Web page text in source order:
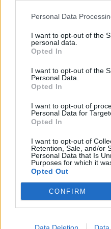
Personal Data
I want to opt-out of the
personal data.
Opted In
I want to opt-out of the
Personal Data.
Opted In
I want to opt-out of
Personal Data for
Opted In
I want to opt-out of
Retention, Sale, and/or
Personal Data that Is
Purposes for which it
Opted Out
CONFIRM
diplomatik, Ukraina duhet
ta njohë
të qytetare, mesazhi i
qartë për qeverinë: “Nesër
më shumë”, kërkohet
largimi i Ramës
Shqiptari i diasporës në
Belgjikë proteston kundër